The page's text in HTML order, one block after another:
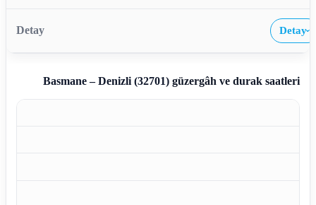
Detay›
Basmane – Denizli (32701)güzergâh ve durak saatleri